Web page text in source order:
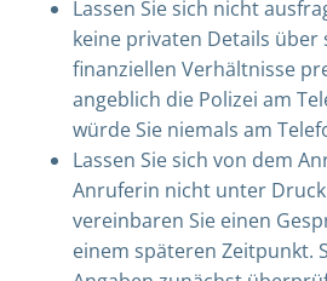
Lassen Sie sich nicht
keine privaten Details über
finanziellen Verhältnisse
angeblich die Polizei am
würde Sie niemals am
Lassen Sie sich von dem
Anruferin nicht unter
vereinbaren Sie einen
einem späteren Zeitpunkt.